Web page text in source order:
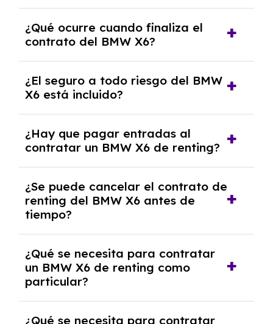
contrato y puede variar entre 10,000 y
30,000 km anuales. Si excedes ese límite,
puede haber un cargo adicional.
¿Qué ocurre cuando finaliza el
contrato del BMW X6?
coche, renovarlo por uno nuevo o, en algunos
casos, comprarlo a un precio previamente
acordado.
¿El seguro a todo riesgo del BMW
X6 está incluido?
con el seguro a todo riesgo sin franquicia
incluido dentro de las cuotas mensuales.
¿Hay que pagar entradas al
contratar un BMW X6 de renting?
tendrás que pagar ningún tipo de entrada
salvo en casos que lo exija el proveedor
debido al resultado del estudio de viabilidad
económica.
¿Se puede cancelar el contrato de
renting del BMW X6 antes de
tiempo?
pero puede haber penalizaciones por
cancelación anticipada. Es importante revisar
las condiciones del contrato y hablar con un
experto que te asesore.
¿Qué se necesita para contratar
un BMW X6 de renting como
particular?
¿Qué se necesita para contratar